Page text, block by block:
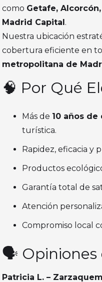
como Getafe,
Madrid Capital .
Nuestra ubicación
cobertura eficiente en
metropolitana de
🧠 Por Qué
Más de 10 años de
turística.
Rapidez, eficacia y
Productos
Garantía total de
Atención
Compromiso local
🗣️ Opiniones
Patricia L. –